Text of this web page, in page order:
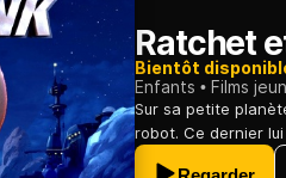
Ratchet
Bientôt
Enfants
Films
Sur sa petite
robot. Ce dernier